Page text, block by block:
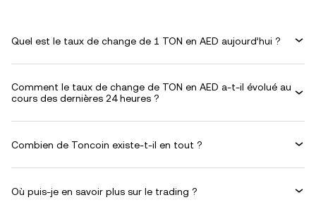
Quel est le taux de change de 1 TON en AED aujourd’hui ?
Comment le taux de change de TON en AED a-t-il évolué au
cours des dernières 24 heures ?
Combien de Toncoin existe-t-il en tout ?
Où puis-je en savoir plus sur le trading ?